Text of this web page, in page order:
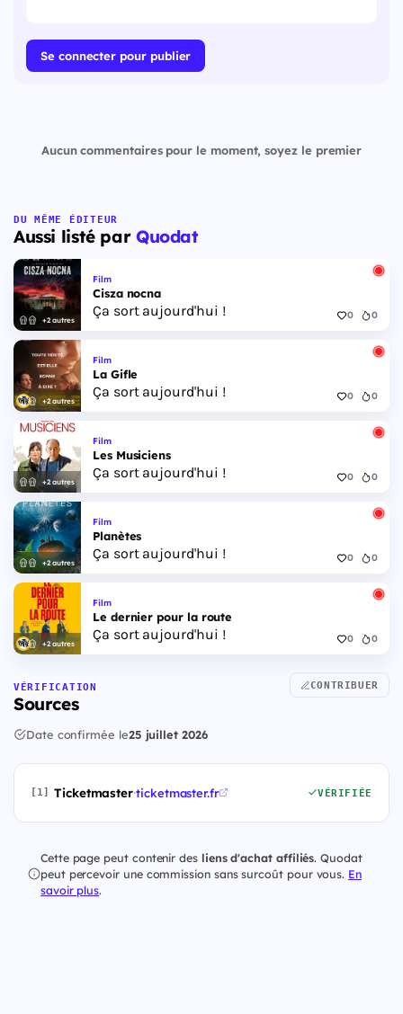
Se connecter pour publier
Aucun commentaires pour le moment, soyez le premier
DU MÊME ÉDITEUR
Aussi listé par Quodat
+2 autres
Film
Cisza nocna
Ça sort aujourd'hui ! 0 0
+2 autres
Film
La Gifle
Ça sort aujourd'hui ! 0 0
+2 autres
Film
Les Musiciens
Ça sort aujourd'hui ! 0 0
+2 autres
Film
Planètes
Ça sort aujourd'hui ! 0 0
+2 autres
Film
Le dernier pour la route
Ça sort aujourd'hui ! 0 0
VÉRIFICATION
Sources
CONTRIBUER
Date confirmée le25 juillet 2026
[1] Ticketmaster·ticketmaster.fr VÉRIFIÉE
Cette page peut contenir des liens d'achat affiliés. Quodat
peut percevoir une commission sans surcoût pour vous. En
savoir plus.